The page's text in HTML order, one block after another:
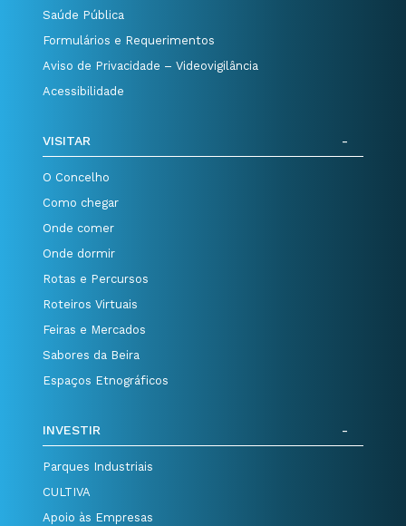
Saúde Pública
Formulários e Requerimentos
Aviso de Privacidade – Videovigilância
Acessibilidade
VISITAR
O Concelho
Como chegar
Onde comer
Onde dormir
Rotas e Percursos
Roteiros Virtuais
Feiras e Mercados
Sabores da Beira
Espaços Etnográficos
INVESTIR
Parques Industriais
CULTIVA
Apoio às Empresas